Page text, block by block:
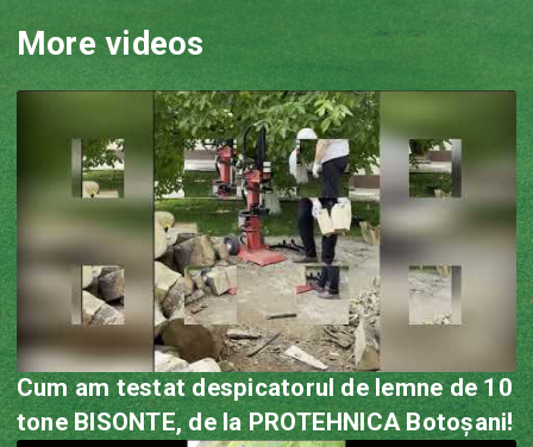
More videos
Cum am testat despicatorul de lemne de 10
tone BISONTE, de la PROTEHNICA Botoșani!